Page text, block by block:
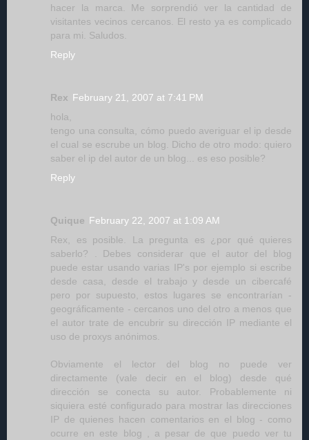
hacer la marca. Me sorprendió ver la cantidad de
visitantes vecinos cercanos. El resto ya es complicado
para mi. Saludos.
Reply
Rex February 21, 2007 at 7:41 PM
hola,
tengo una consulta, cómo puedo averiguar el ip desde
el cual se escrube un blog. Dicho de otro modo: quiero
saber el ip del autor de un blog... es eso posible?
Reply
Quique February 22, 2007 at 1:09 AM
Rex, es posible. La pregunta es ¿por qué quieres
saberlo? . Debes considerar que el autor del blog
puede estar usando varias IP's por ejemplo si escribe
desde casa, desde el trabajo y desde un cibercafé
pero por supuesto, estos lugares se encontrarían -
geográficamente - cercanos uno del otro a menos que
el autor trate de encubrir su dirección IP mediante el
uso de proxys anónimos.
Obviamente el lector del blog no puede ver
directamente (vale decir en el blog) desde qué
dirección se conecta su autor. Probablemente ni
siquiera esté configurado para mostrar las direcciones
IP de quienes hacen comentarios en el blog - como
ocurre en este blog , a pesar de que puedo ver tu